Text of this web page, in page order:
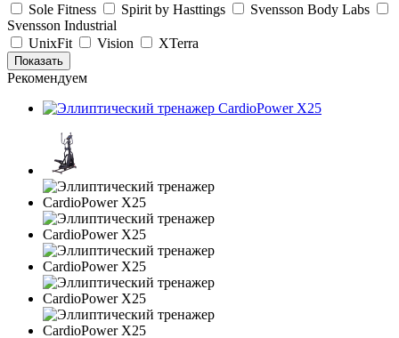
Sole Fitness
Spirit by Hasttings
Svensson Body Labs
Svensson Industrial
UnixFit
Vision XTerra
Рекомендуем